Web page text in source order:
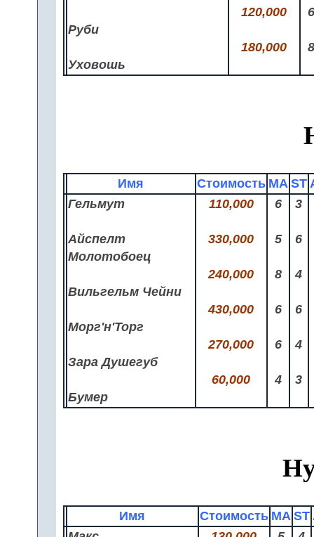
Руби
Уховошь
120,000
180,000
6
8
Имя Стоимость MA ST
Гельмут
Айспелт
Молотобоец
Вильгельм Чейни
Морг'н'Торг
Зара Душегуб
Бумер
110,000
330,000
240,000
430,000
270,000
60,000
6
5
8
6
6
4
3
6
4
6
4
3
Имя Стоимость MA ST